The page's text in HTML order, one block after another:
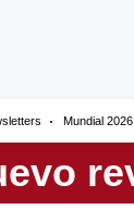
Mundial 2026